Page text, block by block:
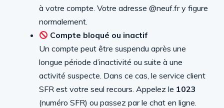
à votre compte. Votre adresse @neuf.fr y figure
normalement.
Compte bloqué ou inactif
Un compte peut être suspendu après une
longue période d’inactivité ou suite à une
activité suspecte. Dans ce cas, le service client
SFR est votre seul recours. Appelez le 1023
(numéro SFR) ou passez par le chat en ligne.